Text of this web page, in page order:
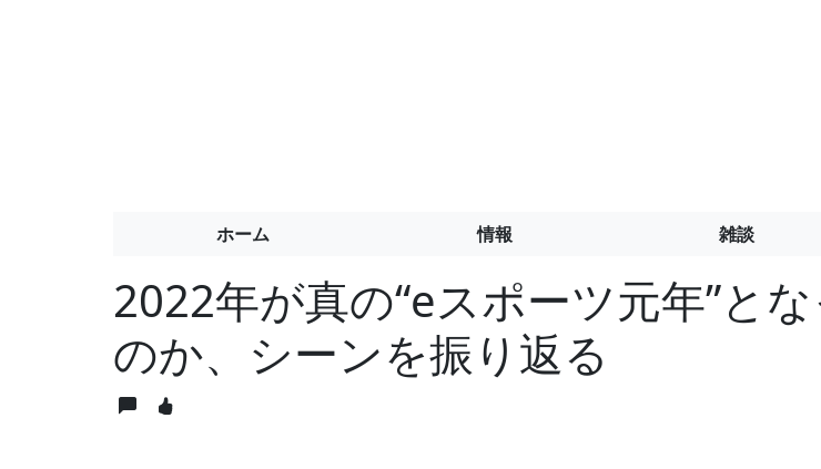
ホーム 情報 雑談
2022年が真の“eスポーツ元年”と
のか、シーンを振り返る